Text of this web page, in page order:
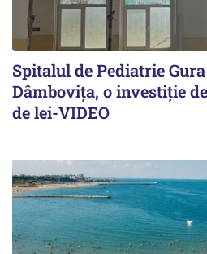
Spitalul de Pediatrie
Dâmbovița, o investiție
de lei-VIDEO